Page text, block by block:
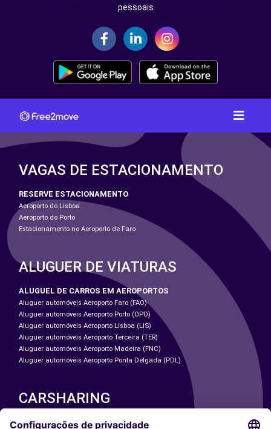
pessoais
VAGAS DE ESTACIONAMENTO
RESERVE ESTACIONAMENTO
Aeroporto do Lisboa
Aeroporto do Porto
Estacionamento no Aeroporto de Faro
ALUGUER DE VIATURAS
ALUGUEL DE CARROS EM AEROPORTOS
Aluguer automóveis Aeroporto Faro (FAO)
Aluguer automóveis Aeroporto Porto (OPO)
Aluguer automóveis Aeroporto Lisboa (LIS)
Aluguer automóveis Aeroporto Terceira (TER)
Aluguer automóveis Aeroporto Madeira (FNC)
Aluguer automóveis Aeroporto Ponta Delgada (PDL)
CARSHARING
NOSSAS CIDADES